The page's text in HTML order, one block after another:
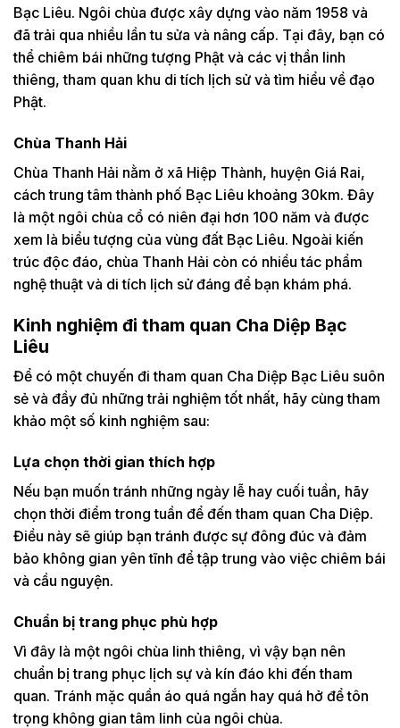
Bạc Liêu. Ngôi chùa được xây dựng vào năm 1958 và
đã trải qua nhiều lần tu sửa và nâng cấp. Tại đây, bạn có
thể chiêm bái những tượng Phật và các vị thần linh
thiêng, tham quan khu di tích lịch sử và tìm hiểu về đạo
Phật.
Chùa Thanh Hải
Chùa Thanh Hải nằm ở xã Hiệp Thành, huyện Giá Rai,
cách trung tâm thành phố Bạc Liêu khoảng 30km. Đây
là một ngôi chùa cổ có niên đại hơn 100 năm và được
xem là biểu tượng của vùng đất Bạc Liêu. Ngoài kiến
trúc độc đáo, chùa Thanh Hải còn có nhiều tác phẩm
nghệ thuật và di tích lịch sử đáng để bạn khám phá.
Kinh nghiệm đi tham quan Cha Diệp Bạc
Liêu
Để có một chuyến đi tham quan Cha Diệp Bạc Liêu suôn
sẻ và đầy đủ những trải nghiệm tốt nhất, hãy cùng tham
khảo một số kinh nghiệm sau:
Lựa chọn thời gian thích hợp
Nếu bạn muốn tránh những ngày lễ hay cuối tuần, hãy
chọn thời điểm trong tuần để đến tham quan Cha Diệp.
Điều này sẽ giúp bạn tránh được sự đông đúc và đảm
bảo không gian yên tĩnh để tập trung vào việc chiêm bái
và cầu nguyện.
Chuẩn bị trang phục phù hợp
Vì đây là một ngôi chùa linh thiêng, vì vậy bạn nên
chuẩn bị trang phục lịch sự và kín đáo khi đến tham
quan. Tránh mặc quần áo quá ngắn hay quá hở để tôn
trọng không gian tâm linh của ngôi chùa.